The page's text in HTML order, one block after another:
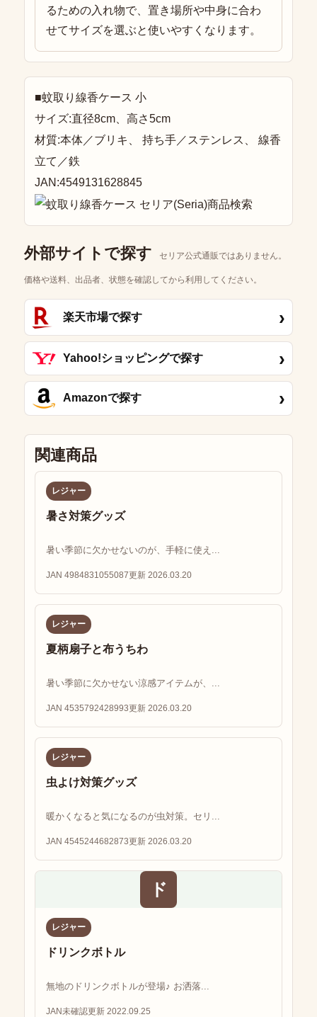
るための入れ物で、置き場所や中身に合わ
せてサイズを選ぶと使いやすくなります。
■蚊取り線香ケース 小
サイズ:直径8cm、高さ5cm
材質:本体／ブリキ、 持ち手／ステンレス、 線香
立て／鉄
JAN:4549131628845
外部サイトで探す セリア公式通販ではありません。
価格や送料、出品者、状態を確認してから利用してください。
楽天市場で探す ›
Yahoo!ショッピングで探す ›
Amazonで探す ›
関連商品
レジャー
暑さ対策グッズ
暑い季節に欠かせないのが、手軽に使え...
JAN 4984831055087更新 2026.03.20
レジャー
夏柄扇子と布うちわ
暑い季節に欠かせない涼感アイテムが、...
JAN 4535792428993更新 2026.03.20
レジャー
虫よけ対策グッズ
暖かくなると気になるのが虫対策。セリ...
JAN 4545244682873更新 2026.03.20
ド
レジャー
ドリンクボトル
無地のドリンクボトルが登場♪ お洒落...
JAN未確認更新 2022.09.25